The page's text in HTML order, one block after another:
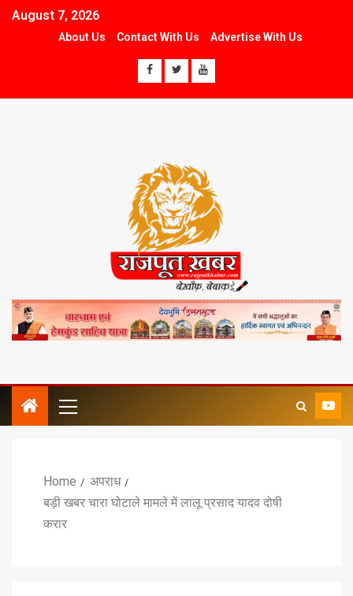
August 7, 2026
About Us Contact With Us Advertise With Us
Home
अपराध
बड़ी खबर चारा घोटाले मामले में लालू प्रसाद यादव दोषी
करार